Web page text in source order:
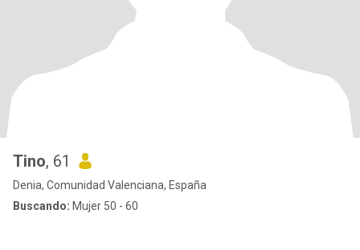
Tino, 61
Denia, Comunidad Valenciana, España
Buscando: Mujer 50 - 60